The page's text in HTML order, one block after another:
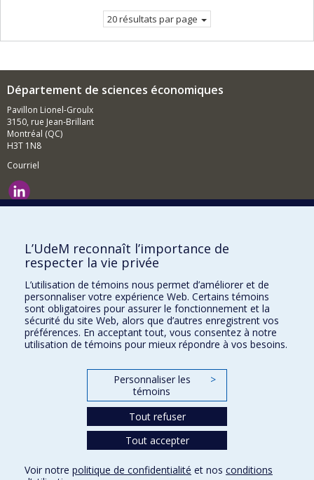
20 résultats par page
Département de sciences économiques
Pavillon Lionel-Groulx
3150, rue Jean-Brillant
Montréal (QC)
H3T 1N8
Courriel
Comment soutenir le Département?
BESOIN D'AIDE?
Plan du site
Signaler une erreur
Accessibilité
FACULTÉ DES ARTS ET DES SCIENCES
Nos départements et écoles
L’UdeM reconnaît l’importance de
respecter la vie privée
L’utilisation de témoins nous permet d’améliorer et de
personnaliser votre expérience Web. Certains témoins
sont obligatoires pour assurer le fonctionnement et la
sécurité du site Web, alors que d’autres enregistrent vos
préférences. En acceptant tout, vous consentez à notre
utilisation de témoins pour mieux répondre à vos besoins.
Personnaliser les
témoins
>
Tout refuser
Tout accepter
Voir notre politique de confidentialité et nos conditions